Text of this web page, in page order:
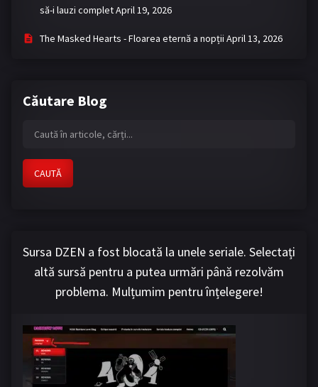
să-i lauzi completApril 19, 2026
The Masked Hearts - Floarea eternă a nopții April 13, 2026
Căutare Blog
CAUTĂ
Sursa DZEN a fost blocată la unele seriale. Selectați
altă sursă pentru a putea urmări până rezolvăm
problema. Mulțumim pentru înțelegere!